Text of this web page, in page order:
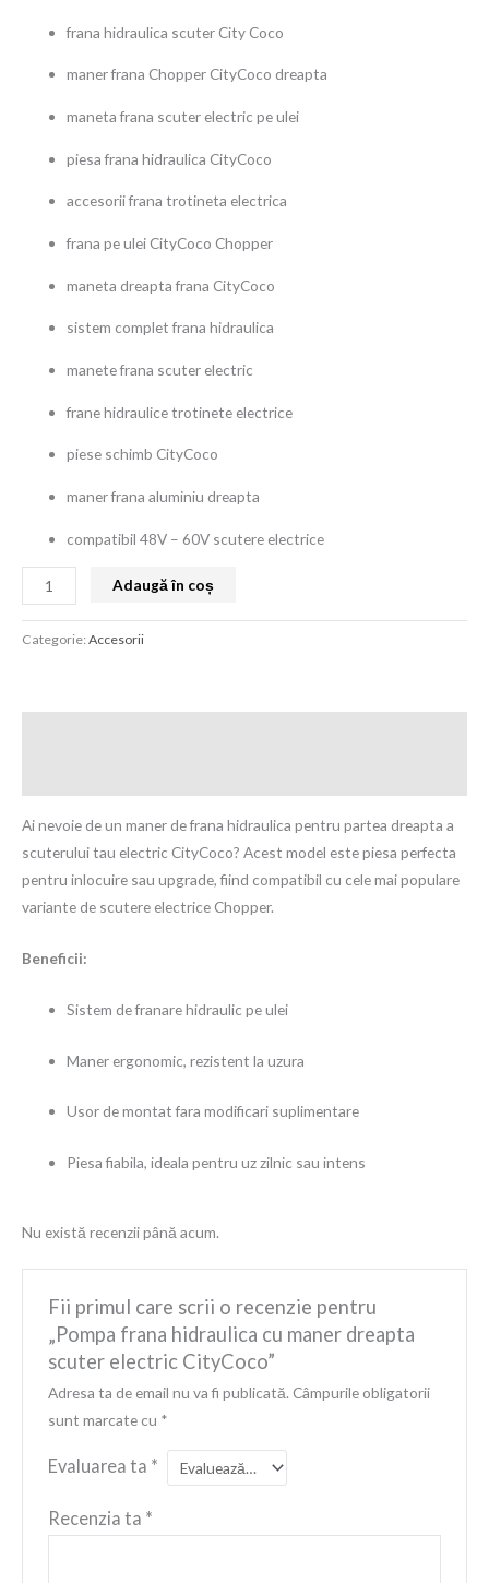
frana hidraulica scuter City Coco
maner frana Chopper CityCoco dreapta
maneta frana scuter electric pe ulei
piesa frana hidraulica CityCoco
accesorii frana trotineta electrica
frana pe ulei CityCoco Chopper
maneta dreapta frana CityCoco
sistem complet frana hidraulica
manete frana scuter electric
frane hidraulice trotinete electrice
piese schimb CityCoco
maner frana aluminiu dreapta
compatibil 48V – 60V scutere electrice
Adaugă în coș
Categorie:Accesorii
Ai nevoie de un maner de frana hidraulica pentru partea dreapta a
scuterului tau electric CityCoco? Acest model este piesa perfecta
pentru inlocuire sau upgrade, fiind compatibil cu cele mai populare
variante de scutere electrice Chopper.
Beneficii:
Sistem de franare hidraulic pe ulei
Maner ergonomic, rezistent la uzura
Usor de montat fara modificari suplimentare
Piesa fiabila, ideala pentru uz zilnic sau intens
Nu există recenzii până acum.
Fii primul care scrii o recenzie pentru
„Pompa frana hidraulica cu maner dreapta
scuter electric CityCoco”
Adresa ta de email nu va fi publicată. Câmpurile obligatorii
sunt marcate cu *
Evaluarea ta *
Recenzia ta *